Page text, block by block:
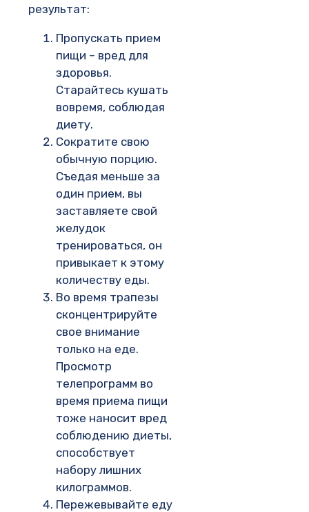
результат:
Пропускать прием
пищи – вред для
здоровья.
Старайтесь кушать
вовремя, соблюдая
диету.
Сократите свою
обычную порцию.
Съедая меньше за
один прием, вы
заставляете свой
желудок
тренироваться, он
привыкает к этому
количеству еды.
Во время трапезы
сконцентрируйте
свое внимание
только на еде.
Просмотр
телепрограмм во
время приема пищи
тоже наносит вред
соблюдению диеты,
способствует
набору лишних
килограммов.
Пережевывайте еду